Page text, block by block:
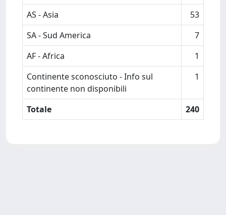
AS - Asia
53
SA - Sud America
7
AF - Africa
1
Continente sconosciuto - Info sul
continente non disponibili
1
Totale 240